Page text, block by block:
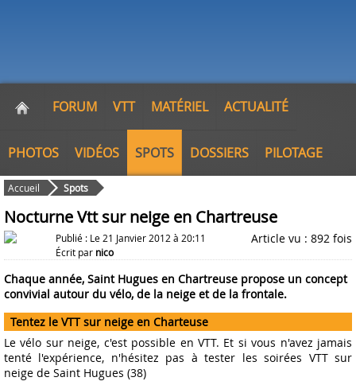
FORUM VTT MATÉRIEL ACTUALITÉ
PHOTOS VIDÉOS SPOTS DOSSIERS PILOTAGE
Accueil Spots
Nocturne Vtt sur neige en Chartreuse
Publié : Le 21 Janvier 2012 à 20:11
Écrit par nico
Article vu : 892 fois
Chaque année, Saint Hugues en Chartreuse propose un concept
convivial autour du vélo, de la neige et de la frontale.
Tentez le VTT sur neige en Charteuse
Le vélo sur neige, c'est possible en VTT. Et si vous n'avez jamais
tenté l'expérience, n'hésitez pas à tester les soirées VTT sur
neige de Saint Hugues (38)